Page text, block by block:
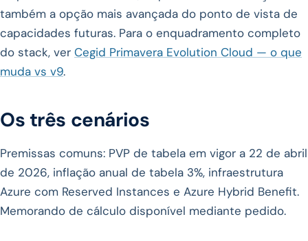
também a opção mais avançada do ponto de vista de
capacidades futuras. Para o enquadramento completo
do stack, ver Cegid Primavera Evolution Cloud — o que
muda vs v9.
Os três cenários
Premissas comuns: PVP de tabela em vigor a 22 de abril
de 2026, inflação anual de tabela 3%, infraestrutura
Azure com Reserved Instances e Azure Hybrid Benefit.
Memorando de cálculo disponível mediante pedido.